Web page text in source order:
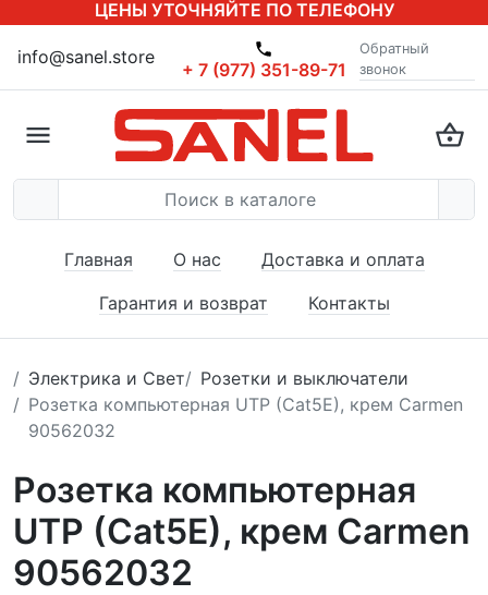
ЦЕНЫ УТОЧНЯЙТЕ ПО ТЕЛЕФОНУ
info@sanel.store
+ 7 (977) 351-89-71
Обратный
звонок
Главная О нас
Доставка и оплата
Гарантия и возврат
Контакты
Электрика и Свет
Розетки и выключатели
Розетка компьютерная UTP (Cat5E), крем Carmen
90562032
Розетка компьютерная
UTP (Cat5E), крем Carmen
90562032